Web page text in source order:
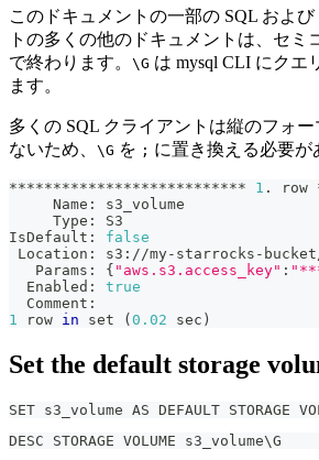
このドキュメントの一部の SQL および
トの多くの他のドキュメントは、セミ
で終わります。 \G は mysql CLI にクエ
ます。
多くの SQL クライアントは縦のフォ
ないため、 \G を ; に置き換える必要が
*************************** 1 . row
     Name: s3_volume
     Type: S3
IsDefault: false
Location: s3://my-starrocks-
   Params:
{ "aws.s3.access_key" :
  Enabled:
true
  Comment:
1
row in set ( 0.02 sec )
Set the default storage
SET s3_volume AS DEFAULT STORAGE
DESC STORAGE VOLUME s3_volume\G